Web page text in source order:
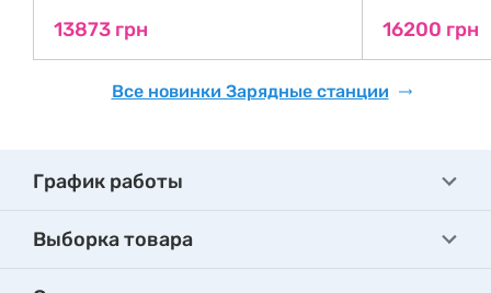
13873 грн 16200 грн
Все новинки Зарядные станции
График работы
Выборка товара